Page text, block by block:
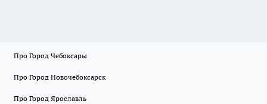
Про Город Чебоксары
Про Город Новочебоксарск
Про Город Ярославль